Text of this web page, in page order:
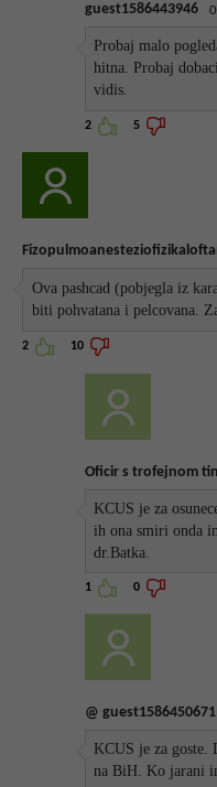
guest1586443946
Probaj malo
hitna. Probaj
vidis.
2 5
Ova pashcad (pobjegla iz
biti pohvatana i pelcovana.
2 10
Oficir s trofejnom
KCUS je za
ih ona smiri onda
dr.Batka.
1 0
@ guest1586450671
KCUS je za goste.
na BiH. Ko jarani